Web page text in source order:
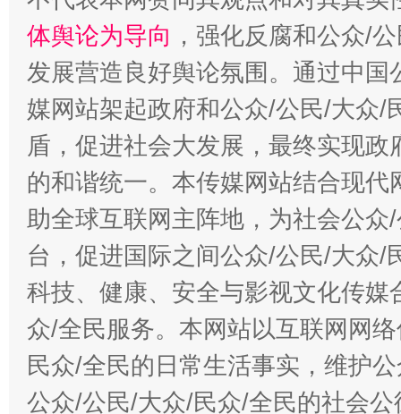
“蜀中异人”王建安的艺术幻境
体舆论为导向 ，强化反腐和公众/
发展营造良好舆论氛围。通过中
媒网站架起政府和公众/公民/大众/
盾，促进社会大发展，最终实现
的和谐统一。本传媒网站结合现
助全球互联网主阵地，为社会公
台，促进国际之间公众/公民/大众/
科技、健康、安全与影视文化传
众/全民服务。本网站以互联网网
民众/全民的日常生活事实，维护
公众/公民/大众/民众/全民的社会公